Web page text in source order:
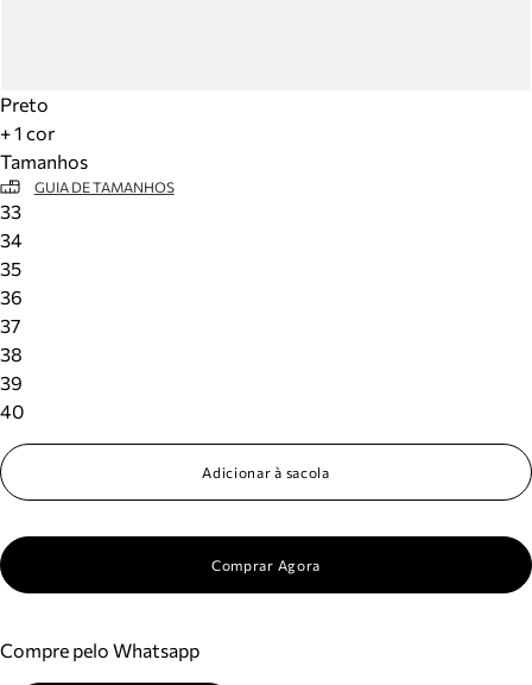
Preto
+ 1 cor
Tamanhos
GUIA DE TAMANHOS
33
34
35
36
37
38
39
40
Adicionar à sacola
Comprar Agora
Compre pelo Whatsapp